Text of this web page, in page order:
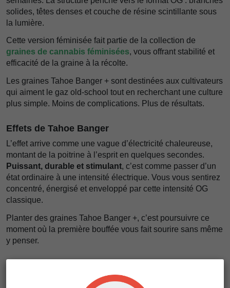
solides, têtes denses et couche de résine scintillante sous
la lumière.
Cette version féminisée fait partie de la collection de
graines de cannabis féminisées, vous offrant stabilité et
efficacité de la graine à la récolte.
Les graines Tahoe Banger + sont destinées aux cultivateurs
qui aiment le gaz old-school tout en recherchant une culture
plus simple. Moins de complications. Plus de résultats.
Effets de Tahoe Banger
L’effet arrive comme une vague d’électricité chaleureuse,
montant de la poitrine à l’esprit en quelques secondes.
Puissant, durable et stimulant, c’est comme passer d’un
état ordinaire à une intensité électrique. Vous vous sentirez
concentré, énergisé et enveloppé par cette intensité OG
classique.
Planter des graines Tahoe Banger +, c’est poursuivre ce
moment où la première bouffée vous fait sourire sans même
y penser.
Imaginez ouvrir un bidon d’essence au cœur d’un verger de